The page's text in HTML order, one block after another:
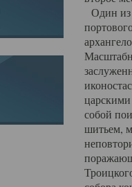
Один из
собой
шитьем,